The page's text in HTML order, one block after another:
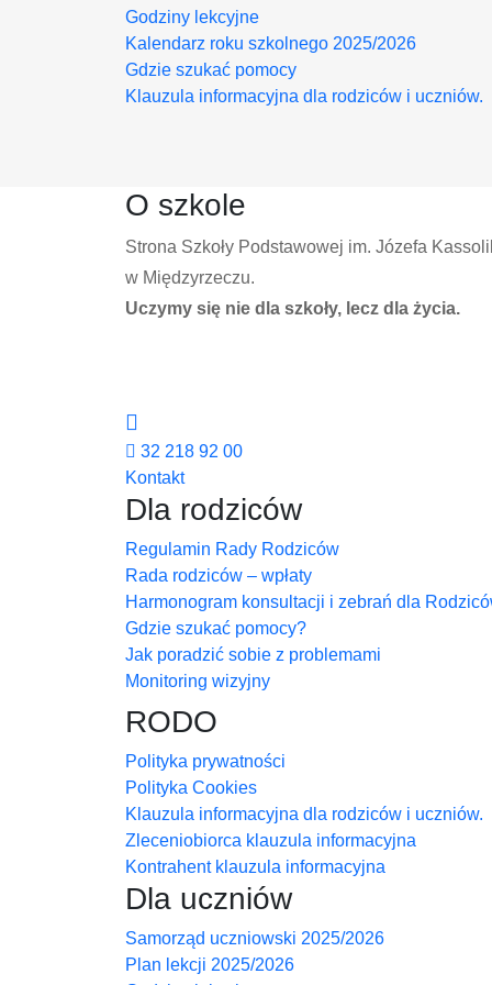
Godziny lekcyjne
Kalendarz roku szkolnego 2025/2026
Gdzie szukać pomocy
Klauzula informacyjna dla rodziców i uczniów.
O szkole
Strona Szkoły Podstawowej im. Józefa
w Międzyrzeczu.
Uczymy się nie dla szkoły, lecz dla życia.
32 218 92 00
Kontakt
Dla rodziców
Regulamin Rady Rodziców
Rada rodziców – wpłaty
Harmonogram konsultacji i zebrań dla
Gdzie szukać pomocy?
Jak poradzić sobie z problemami
Monitoring wizyjny
RODO
Polityka prywatności
Polityka Cookies
Klauzula informacyjna dla rodziców i uczniów.
Zleceniobiorca klauzula informacyjna
Kontrahent klauzula informacyjna
Dla uczniów
Samorząd uczniowski 2025/2026
Plan lekcji 2025/2026